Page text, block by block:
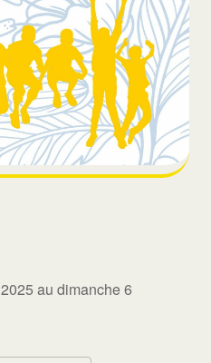
au dimanche 6